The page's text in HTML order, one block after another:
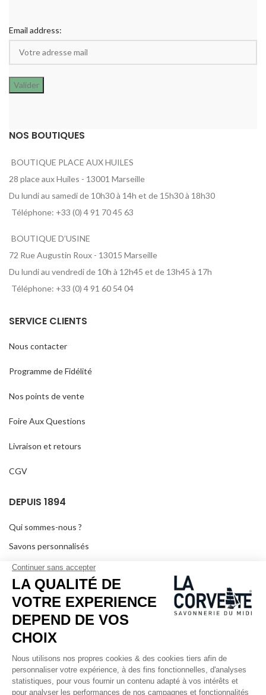
Email address:
NOS BOUTIQUES
BOUTIQUE PLACE AUX HUILES
28 place aux Huiles - 13001 Marseille
Du lundi au samedi de 10h30 à 14h et de 15h30 à 18h30
Téléphone: +33 (0) 4 91 70 45 63
BOUTIQUE D’USINE
72 Rue Augustin Roux - 13015 Marseille
Du lundi au vendredi de 10h à 12h45 et de 13h45 à 17h
Téléphone: +33 (0) 4 91 60 54 04
SERVICE CLIENTS
Nous contacter
Programme de Fidélité
Nos points de vente
Foire Aux Questions
Livraison et retours
CGV
DEPUIS 1894
Qui sommes-nous ?
Savons personnalisés
Visiter le musée
Devenir revendeur
Dans les médias
Salle de séminaire
Mentions légales
RÉSEAUX SOCIAUX